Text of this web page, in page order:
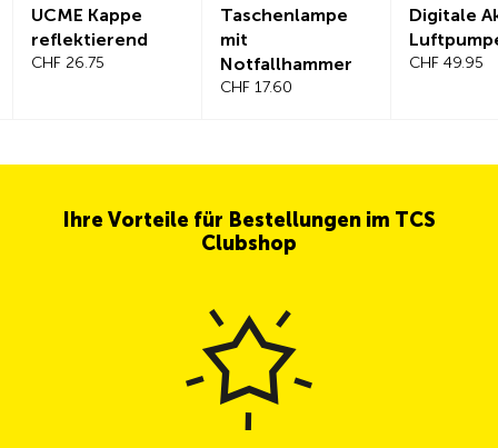
UCME Kappe
reflektierend
CHF 26.75
Taschenlampe
mit
Notfallhammer
CHF 17.60
Digitale
CHF 49.95
Ihre Vorteile für Bestellungen im TCS
Clubshop